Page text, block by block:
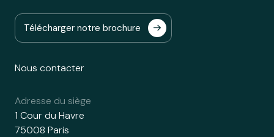
Télécharger notre brochure
Nous contacter
Adresse du siège
1 Cour du Havre
75008 Paris